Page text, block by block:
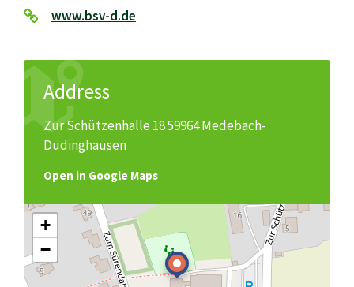
www.bsv-d.de
Address
Zur Schützenhalle 18 59964 Medebach-
Düdinghausen
Open in Google Maps
+
−